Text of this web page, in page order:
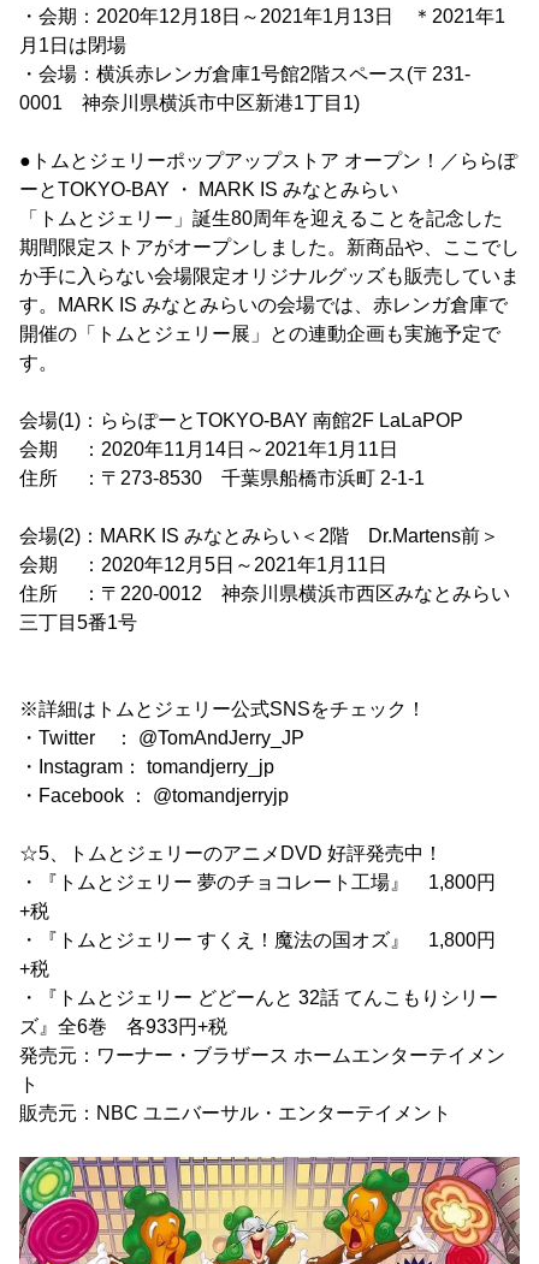
・会期：2020年12月18日～2021年1月13日 ＊2021年1
月1日は閉場
・会場：横浜赤レンガ倉庫1号館2階スペース(〒231-
0001 神奈川県横浜市中区新港1丁目1)
●トムとジェリーポップアップストア オープン！／ららぽ
ーとTOKYO-BAY ・ MARK IS みなとみらい
「トムとジェリー」誕生80周年を迎えることを記念した
期間限定ストアがオープンしました。新商品や、ここでし
か手に入らない会場限定オリジナルグッズも販売していま
す。MARK IS みなとみらいの会場では、赤レンガ倉庫で
開催の「トムとジェリー展」との連動企画も実施予定で
す。
会場(1)：ららぽーとTOKYO-BAY 南館2F LaLaPOP
会期 ：2020年11月14日～2021年1月11日
住所 ：〒273-8530 千葉県船橋市浜町 2-1-1
会場(2)：MARK IS みなとみらい＜2階 Dr.Martens前＞
会期 ：2020年12月5日～2021年1月11日
住所 ：〒220-0012 神奈川県横浜市西区みなとみらい
三丁目5番1号
※詳細はトムとジェリー公式SNSをチェック！
・Twitter ： @TomAndJerry_JP
・Instagram： tomandjerry_jp
・Facebook ： @tomandjerryjp
☆5、トムとジェリーのアニメDVD 好評発売中！
・『トムとジェリー 夢のチョコレート工場』 1,800円
+税
・『トムとジェリー すくえ！魔法の国オズ』 1,800円
+税
・『トムとジェリー どどーんと 32話 てんこもりシリー
ズ』全6巻 各933円+税
発売元：ワーナー・ブラザース ホームエンターテイメン
ト
販売元：NBC ユニバーサル・エンターテイメント